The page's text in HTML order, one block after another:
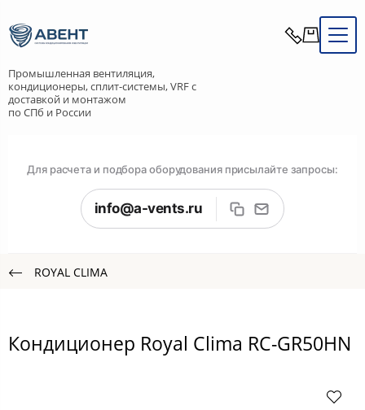
Промышленная вентиляция,
кондиционеры, сплит-системы, VRF с
доставкой и монтажом
по СПб и России
Для расчета и подбора оборудования присылайте запросы:
info@a-vents.ru
ROYAL CLIMA
Кондиционер Royal Clima RC-GR50HN